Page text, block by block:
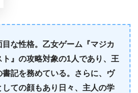
な性格。乙女ゲーム『マジカ
』の攻略対象の1人であり、王
記を務めている。さらに、ヴ
しての顔もあり日々、主人の学